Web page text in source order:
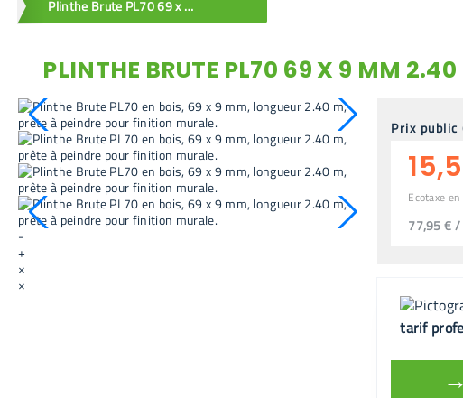
Plinthe Brute PL70 69 x 9 mm 2.40 m
retour en arrière
PLINTHE BRUTE PL70 69 X 9 MM 2.40
-
+
×
×
Prix public
Ecotaxe
77,95 € /
tarif
→